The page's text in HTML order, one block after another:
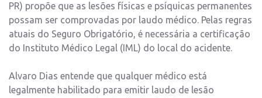
PR) propõe que as lesões físicas e psíquicas permanentes
possam ser comprovadas por laudo médico. Pelas regras
atuais do Seguro Obrigatório, é necessária a certificação
do Instituto Médico Legal (IML) do local do acidente.
Alvaro Dias entende que qualquer médico está
legalmente habilitado para emitir laudo de lesão